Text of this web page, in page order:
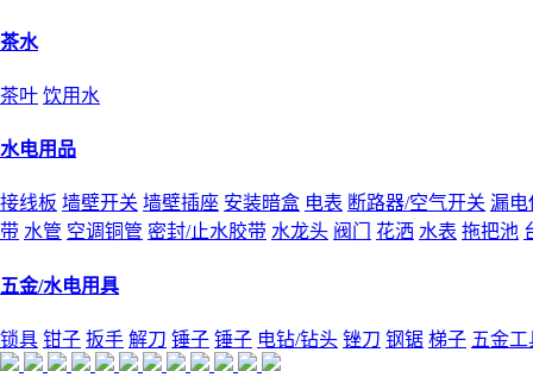
茶水
茶叶 饮用水
水电用品
接线板 墙壁开关 墙壁插座 安装暗盒 电表 断路器/空气开关 漏电
带 水管 空调铜管 密封/止水胶带 水龙头 阀门 花洒 水表 拖把池
五金/水电用具
锁具 钳子 扳手 解刀 锤子 锤子 电钻/钻头 锉刀 钢锯 梯子 五金